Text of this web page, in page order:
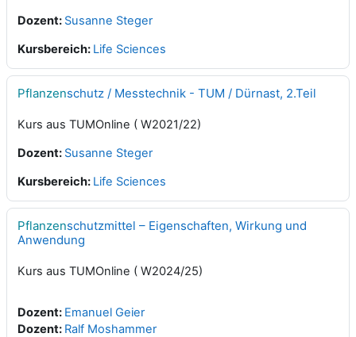
Dozent: Susanne Steger
Kursbereich: Life Sciences
Pflanzenschutz / Messtechnik - TUM / Dürnast, 2.Teil
Kurs aus TUMOnline ( W2021/22)
Dozent: Susanne Steger
Kursbereich: Life Sciences
Pflanzenschutzmittel – Eigenschaften, Wirkung und
Anwendung
Kurs aus TUMOnline ( W2024/25)
Dozent: Emanuel Geier
Dozent: Ralf Moshammer